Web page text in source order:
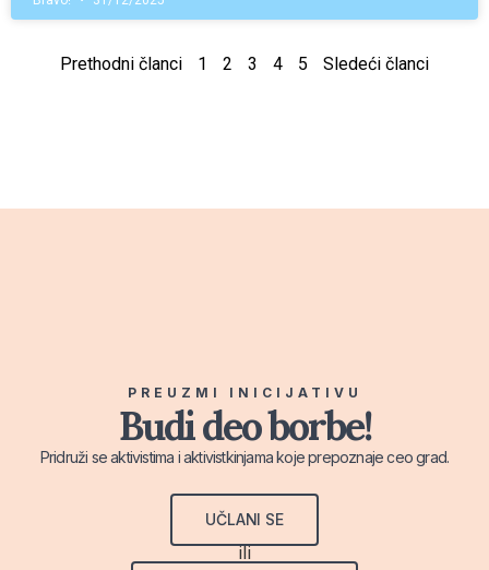
Prethodni članci 1 2 3 4 5 Sledeći članci
PREUZMI INICIJATIVU
Budi deo borbe!
Pridruži se aktivistima i aktivistkinjama koje prepoznaje ceo grad.
UČLANI SE
ili